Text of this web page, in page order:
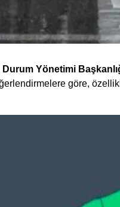
Yönetimi
göre,